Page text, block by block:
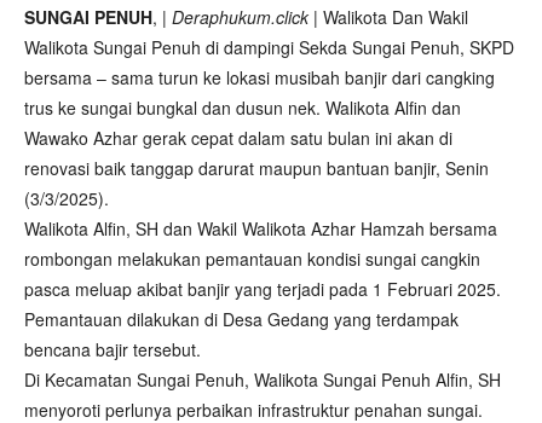
SUNGAI PENUH, | Deraphukum.click | Walikota Dan Wakil
Walikota Sungai Penuh di dampingi Sekda Sungai Penuh, SKPD
bersama – sama turun ke lokasi musibah banjir dari cangking
trus ke sungai bungkal dan dusun nek. Walikota Alfin dan
Wawako Azhar gerak cepat dalam satu bulan ini akan di
renovasi baik tanggap darurat maupun bantuan banjir, Senin
(3/3/2025).
Walikota Alfin, SH dan Wakil Walikota Azhar Hamzah bersama
rombongan melakukan pemantauan kondisi sungai cangkin
pasca meluap akibat banjir yang terjadi pada 1 Februari 2025.
Pemantauan dilakukan di Desa Gedang yang terdampak
bencana bajir tersebut.
Di Kecamatan Sungai Penuh, Walikota Sungai Penuh Alfin, SH
menyoroti perlunya perbaikan infrastruktur penahan sungai.